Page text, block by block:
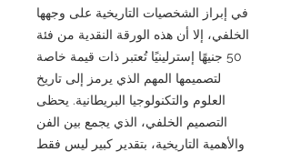
في إبراز الشخصيات التاريخية على وجهها
الخلفي، إلا أن هذه الورقة النقدية من فئة
50 جنيهًا إسترلينيًا تُعتبر ذات قيمة خاصة
لتصميمها المهم الذي يرمز إلى تاريخ
العلوم والتكنولوجيا البريطانية. يحظى
التصميم الخلفي، الذي يجمع بين الفن
والأهمية التاريخية، بتقدير كبير ليس فقط